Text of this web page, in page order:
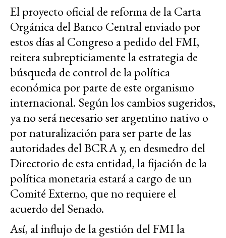
El proyecto oficial de reforma de la Carta
Orgánica del Banco Central enviado por
estos días al Congreso a pedido del FMI,
reitera subrepticiamente la estrategia de
búsqueda de control de la política
económica por parte de este organismo
internacional. Según los cambios sugeridos,
ya no será necesario ser argentino nativo o
por naturalización para ser parte de las
autoridades del BCRA y, en desmedro del
Directorio de esta entidad, la fijación de la
política monetaria estará a cargo de un
Comité Externo, que no requiere el
acuerdo del Senado.
Así, al influjo de la gestión del FMI la